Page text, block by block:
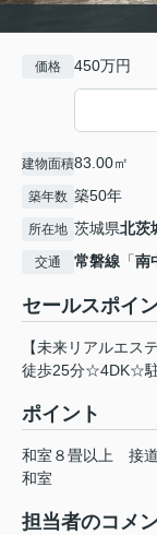
価格 450万円
建物面積83.00㎡
築年数 築50年
所在地 茨城県北茨
交通 常磐線 「南
セールスポイ
【未来リアルエ
徒歩25分☆4DK☆
ポイント
和室８畳以上 接
和室
担当者のコメ